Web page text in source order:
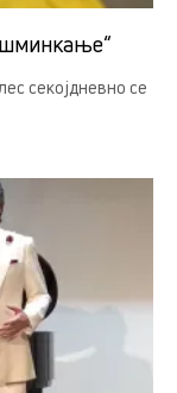
секојдневно се